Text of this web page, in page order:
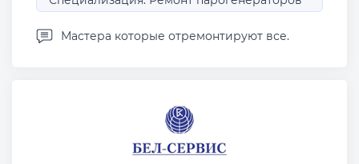
Мастера которые отремонтируют все.